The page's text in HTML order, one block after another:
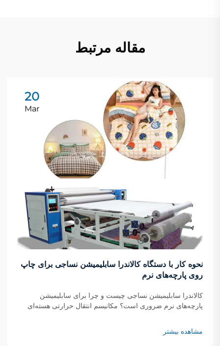
مقاله مرتبط
20
Mar
نحوه کار با دستگاه کالاندرا سابلیمیشن نساجی برای چاپ
روی پارچه‌های نرم
کالاندرا سابلیمیشن نساجی چیست و چرا برای سابلیمیشن
پارچه‌های نرم ضروری است؟ مکانیسم انتقال حرارتی هسته‌ای
سابلیمیشن را روی بافت‌های ترکیبی پلی‌استر فراهم می‌کنند.
فرآیند کالاندرا سابلیمیشن از طریق انتقال حرارتی... کار می‌کند.
مشاهده بیشتر